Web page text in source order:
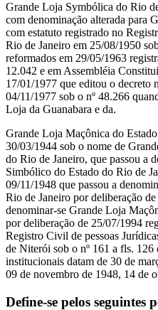
Grande Loja Symbólica do Rio
com denominação alterada para
com estatuto registrado no
Rio de Janeiro em 25/08/1950
reformados em 29/05/1963
12.042 e em Assembléia
17/01/1977 que editou o decreto
04/11/1977 sob o nº 48.266
Loja da Guanabara e da.
Grande Loja Maçônica do
30/03/1944 sob o nome de
do Rio de Janeiro, que passou a
Simbólico do Estado do Rio de
09/11/1948 que passou a
Rio de Janeiro por deliberação
denominar-se Grande Loja
por deliberação de 25/07/1994
Registro Civil de pessoas
de Niterói sob o nº 161 a fls.
institucionais datam de 30 de
09 de novembro de 1948, 14 de
Define-se pelos seguintes